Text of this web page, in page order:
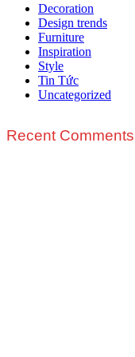
Decoration
Design trends
Furniture
Inspiration
Style
Tin Tức
Uncategorized
Recent Comments